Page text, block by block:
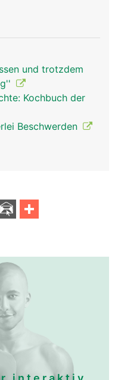
und trotzdem
Kochbuch der
Beschwerden